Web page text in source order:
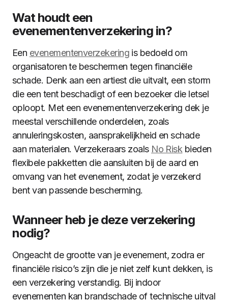
Wat houdt een
evenementenverzekering in?
Een evenementenverzekeringis bedoeld om
organisatoren te beschermen tegen financiële
schade. Denk aan een artiest die uitvalt, een storm
die een tent beschadigt of een bezoeker die letsel
oploopt. Met een evenementenverzekering dek je
meestal verschillende onderdelen, zoals
annuleringskosten, aansprakelijkheid en schade
aan materialen. Verzekeraars zoals No Risk bieden
flexibele pakketten die aansluiten bij de aard en
omvang van het evenement, zodat je verzekerd
bent van passende bescherming.
Wanneer heb je deze verzekering
nodig?
Ongeacht de grootte van je evenement, zodra er
financiële risico’s zijn die je niet zelf kunt dekken, is
een verzekering verstandig. Bij indoor
evenementen kan brandschade of technische uitval